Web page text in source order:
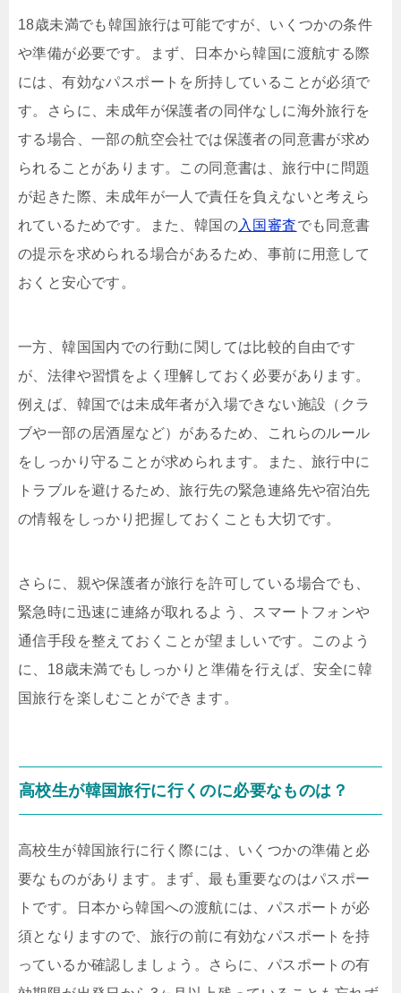
18歳未満でも韓国旅行は可能ですが、いくつかの条件
や準備が必要です。まず、日本から韓国に渡航する際
には、有効なパスポートを所持していることが必須で
す。さらに、未成年が保護者の同伴なしに海外旅行を
する場合、一部の航空会社では保護者の同意書が求め
られることがあります。この同意書は、旅行中に問題
が起きた際、未成年が一人で責任を負えないと考えら
れているためです。また、韓国の入国審査でも同意書
の提示を求められる場合があるため、事前に用意して
おくと安心です。
一方、韓国国内での行動に関しては比較的自由です
が、法律や習慣をよく理解しておく必要があります。
例えば、韓国では未成年者が入場できない施設（クラ
ブや一部の居酒屋など）があるため、これらのルール
をしっかり守ることが求められます。また、旅行中に
トラブルを避けるため、旅行先の緊急連絡先や宿泊先
の情報をしっかり把握しておくことも大切です。
さらに、親や保護者が旅行を許可している場合でも、
緊急時に迅速に連絡が取れるよう、スマートフォンや
通信手段を整えておくことが望ましいです。このよう
に、18歳未満でもしっかりと準備を行えば、安全に韓
国旅行を楽しむことができます。
高校生が韓国旅行に行くのに必要なものは？
高校生が韓国旅行に行く際には、いくつかの準備と必
要なものがあります。まず、最も重要なのはパスポー
トです。日本から韓国への渡航には、パスポートが必
須となりますので、旅行の前に有効なパスポートを持
っているか確認しましょう。さらに、パスポートの有